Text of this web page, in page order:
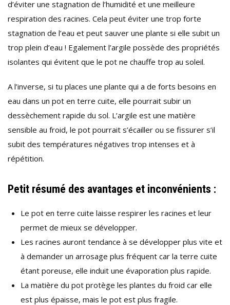
d’éviter une stagnation de l’humidité et une meilleure
respiration des racines. Cela peut éviter une trop forte
stagnation de l’eau et peut sauver une plante si elle subit un
trop plein d’eau ! Egalement l’argile possède des propriétés
isolantes qui évitent que le pot ne chauffe trop au soleil.
A l’inverse, si tu places une plante qui a de forts besoins en
eau dans un pot en terre cuite, elle pourrait subir un
dessèchement rapide du sol. L’argile est une matière
sensible au froid, le pot pourrait s’écailler ou se fissurer s’il
subit des températures négatives trop intenses et à
répétition.
Petit résumé des avantages et inconvénients :
Le pot en terre cuite laisse respirer les racines et leur
permet de mieux se développer.
Les racines auront tendance à se développer plus vite et
à demander un arrosage plus fréquent car la terre cuite
étant poreuse, elle induit une évaporation plus rapide.
La matière du pot protège les plantes du froid car elle
est plus épaisse, mais le pot est plus fragile.